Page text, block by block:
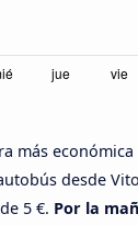
más
desde
5 €. Por la